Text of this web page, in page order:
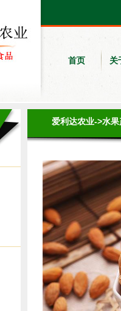
首页 关
爱利达农业->水果